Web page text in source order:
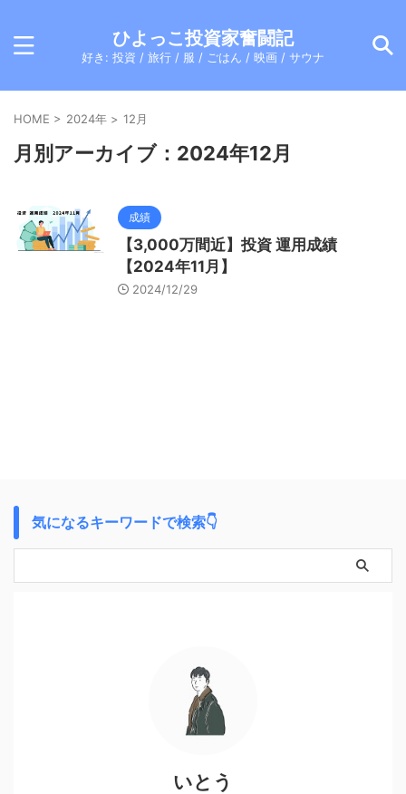
ひよっこ投資家奮闘記
好き: 投資 / 旅行 / 服 / ごはん / 映画 / サウナ
HOME > 2024年 > 12月
月別アーカイブ：2024年12月
成績
【3,000万間近】投資 運用成績
【2024年11月】
2024/12/29
気になるキーワードで検索👇
いとう